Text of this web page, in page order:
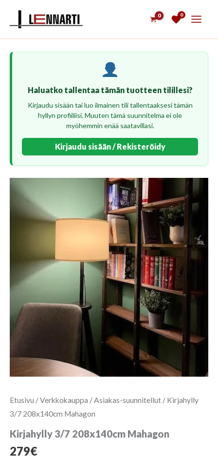
0
Haluatko tallentaa tämän tuotteen tilillesi?
Kirjaudu sisään tai luo ilmainen tili tallentaaksesi tämän
hyllyn profiiliisi. Muuten tämä suunnitelma ei ole
myöhemmin enää saatavillasi.
Kirjaudu sisään / Rekisteröidy
Etusivu /Verkkokauppa / Asiakas-suunnitellut / Kirjahylly
3/7 208x140cm Mahagon
Kirjahylly 3/7 208x140cm Mahagon
279€